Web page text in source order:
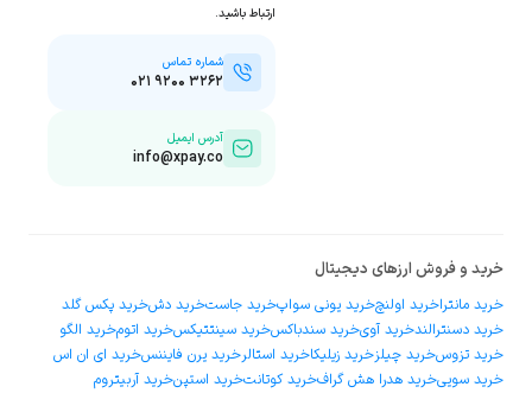
ارتباط باشید.
شماره تماس
۰۲۱ ۹۲۰۰ ۳۲۶۲
آدرس ایمیل
info@xpay.co
خرید و فروش ارزهای دیجیتال
خرید مانتراخرید اولنچخرید یونی سواپخرید جاستخرید دشخرید پکس گلد
خرید دسنترالندخرید آویخرید سندباکسخرید سینتتیکسخرید اتومخرید الگو
خرید تزوسخرید چیلزخرید زیلیکاخرید استالرخرید یرن فایننسخرید ای ان اس
خرید سوییخرید هدرا هش گرافخرید کوتانتخرید استپنخرید آربیتروم